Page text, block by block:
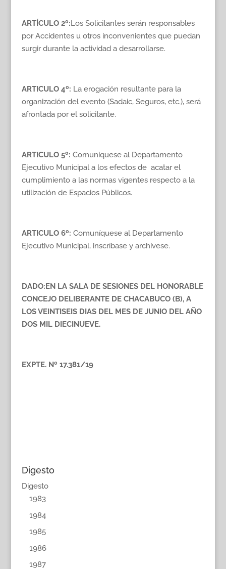
ARTÍCULO 2º:Los Solicitantes serán responsables
por Accidentes u otros inconvenientes que puedan
surgir durante la actividad a desarrollarse.
ARTICULO 4º: La erogación resultante para la
organización del evento (Sadaic, Seguros, etc.), será
afrontada por el solicitante.
ARTICULO 5º: Comuníquese al Departamento
Ejecutivo Municipal a los efectos de acatar el
cumplimiento a las normas vigentes respecto a la
utilización de Espacios Públicos.
ARTICULO 6º: Comuníquese al Departamento
Ejecutivo Municipal, inscríbase y archívese.
DADO:EN LA SALA DE SESIONES DEL HONORABLE
CONCEJO DELIBERANTE DE CHACABUCO (B), A
LOS VEINTISEIS DIAS DEL MES DE JUNIO DEL AÑO
DOS MIL DIECINUEVE.
EXPTE. Nº 17.381/19
Digesto
Digesto
1983
1984
1985
1986
1987